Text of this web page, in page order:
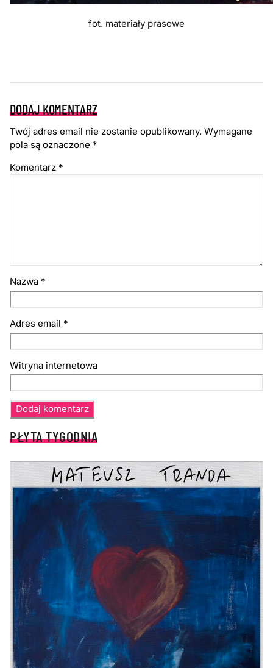
fot. materiały prasowe
DODAJ KOMENTARZ
Twój adres email nie zostanie opublikowany. Wymagane
pola są oznaczone *
Komentarz *
Nazwa *
Adres email *
Witryna internetowa
PŁYTA TYGODNIA